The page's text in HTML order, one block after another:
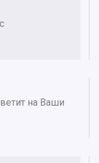
на Ваши